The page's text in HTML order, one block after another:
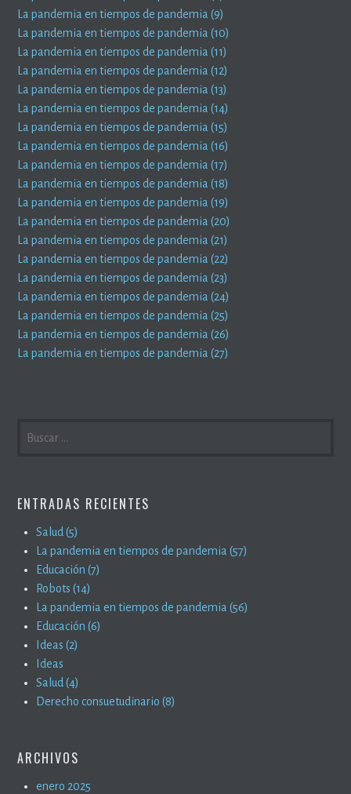
La pandemia en tiempos de pandemia (9)
La pandemia en tiempos de pandemia (10)
La pandemia en tiempos de pandemia (11)
La pandemia en tiempos de pandemia (12)
La pandemia en tiempos de pandemia (13)
La pandemia en tiempos de pandemia (14)
La pandemia en tiempos de pandemia (15)
La pandemia en tiempos de pandemia (16)
La pandemia en tiempos de pandemia (17)
La pandemia en tiempos de pandemia (18)
La pandemia en tiempos de pandemia (19)
La pandemia en tiempos de pandemia (20)
La pandemia en tiempos de pandemia (21)
La pandemia en tiempos de pandemia (22)
La pandemia en tiempos de pandemia (23)
La pandemia en tiempos de pandemia (24)
La pandemia en tiempos de pandemia (25)
La pandemia en tiempos de pandemia (26)
La pandemia en tiempos de pandemia (27)
ENTRADAS RECIENTES
Salud (5)
La pandemia en tiempos de pandemia (57)
Educación (7)
Robots (14)
La pandemia en tiempos de pandemia (56)
Educación (6)
Ideas (2)
Ideas
Salud (4)
Derecho consuetudinario (8)
ARCHIVOS
enero 2025